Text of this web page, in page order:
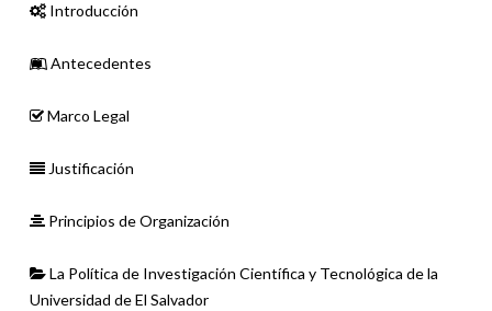
Introducción
Antecedentes
Marco Legal
Justificación
Principios de Organización
La Política de Investigación Científica y Tecnológica de la
Universidad de El Salvador